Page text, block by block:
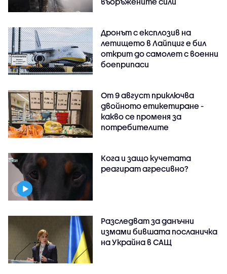
Дронът с експлозив на
летището в Лайпциг е бил
открит до самолет с военни
боеприпаси
От 9 август приключва
двойното етикетиране -
какво се променя за
потребителите
Кога и защо кучетата
реагират агресивно?
Разследват за данъчни
измами бившата посланичка
на Украйна в САЩ